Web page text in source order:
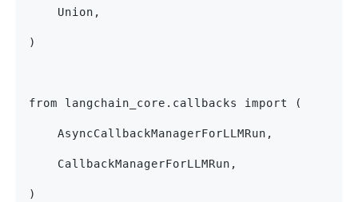
    Union,
)
from langchain_core.callbacks import (
    AsyncCallbackManagerForLLMRun,
    CallbackManagerForLLMRun,
)